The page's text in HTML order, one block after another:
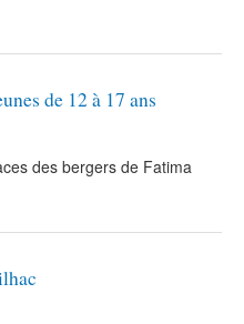
de 12 à 17 ans
des bergers de Fatima